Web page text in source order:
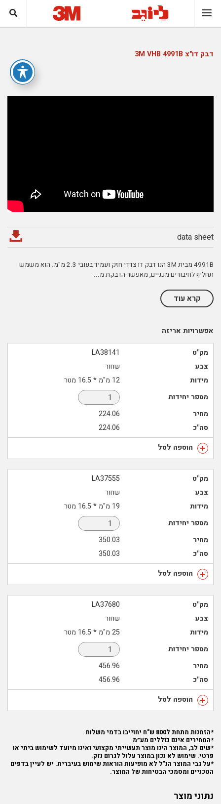
דבק דו"צ 3M VHB 4991B
data sheet
4991B מבית 3M הנו דבק דו צדדי חזק ועמיד בעובי 2.3 מ"מ. הוא משמש
תחליף לחיבורים מכניים, מאפשר הדבקת מ...
קרא עוד
אפשרויות אריזה
מק"ט
LA38141
צבע
שחור
מידות
12 מ"מ * 16.5 מטר
מספר יחידות
מחיר
224.06
סה"כ
224.06
הוספה לסל
מק"ט
LA37555
צבע
שחור
מידות
19 מ"מ * 16.5 מטר
מספר יחידות
מחיר
350.03
סה"כ
350.03
הוספה לסל
מק"ט
LA37680
צבע
שחור
מידות
25 מ"מ * 16.5 מטר
מספר יחידות
מחיר
456.96
סה"כ
456.96
הוספה לסל
*הזמנות מתחת ל800 ש"ח יחוייבו בדמי משלוח
*המחירים אינם כוללים מע״מ
*שים לב, המוצר הינו מוצר תעשייתי מקצועי ואינו מיועד לשימוש ביתי או
פרטי. שימוש לא נכון במוצר עלול לגרום נזק.
*על גבי המוצר הנ"ל לא מופיעות הוראות שימוש בעיברית. יש לעיין בדפים
הטכניים ומסמכי הבטיחות של המוצר.
נתוני מוצר